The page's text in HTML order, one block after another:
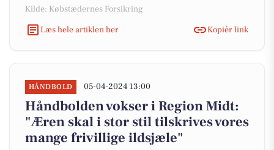
Kilde: Købstædernes Forsikring
Læs hele artiklen her
Kopiér link
HÅNDBOLD 05-04-2024 13:00
Håndbolden vokser i Region Midt:
"Æren skal i stor stil tilskrives vores
mange frivillige ildsjæle"